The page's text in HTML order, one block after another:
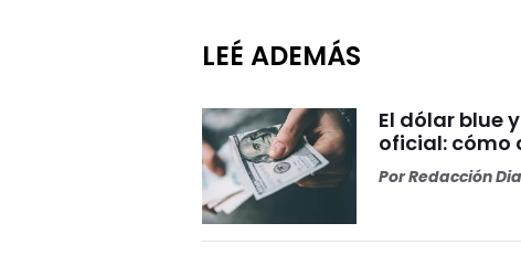
LEÉ ADEMÁS
El dólar blue
oficial: cómo
PorRedacción